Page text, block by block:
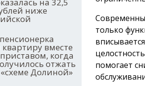
ниже
вместе
когда
отжать
Долиной»
только
помогает